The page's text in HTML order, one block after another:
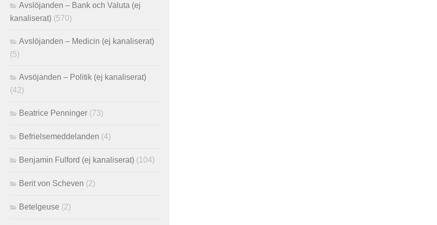
Avslöjanden – Bank och Valuta (ej
kanaliserat) (570)
Avslöjanden – Medicin (ej kanaliserat)
(5)
Avsöjanden – Politik (ej kanaliserat)
(42)
Beatrice Penninger (73)
Befrielsemeddelanden (4)
Benjamin Fulford (ej kanaliserat) (104)
Berit von Scheven (2)
Betelgeuse (2)